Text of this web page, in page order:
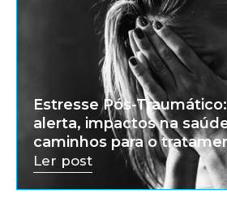
Estresse Pós-
alerta, impactos na
caminhos para o
Ler post